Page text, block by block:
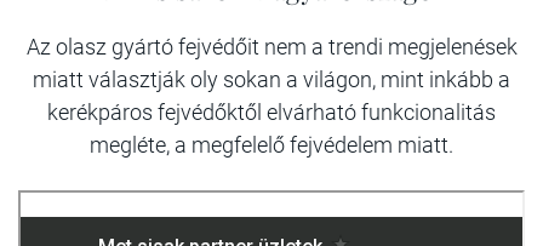
Az olasz gyártó fejvédőit nem a trendi megjelenések
miatt választják oly sokan a világon, mint inkább a
kerékpáros fejvédőktől elvárható funkcionalitás
megléte, a megfelelő fejvédelem miatt.